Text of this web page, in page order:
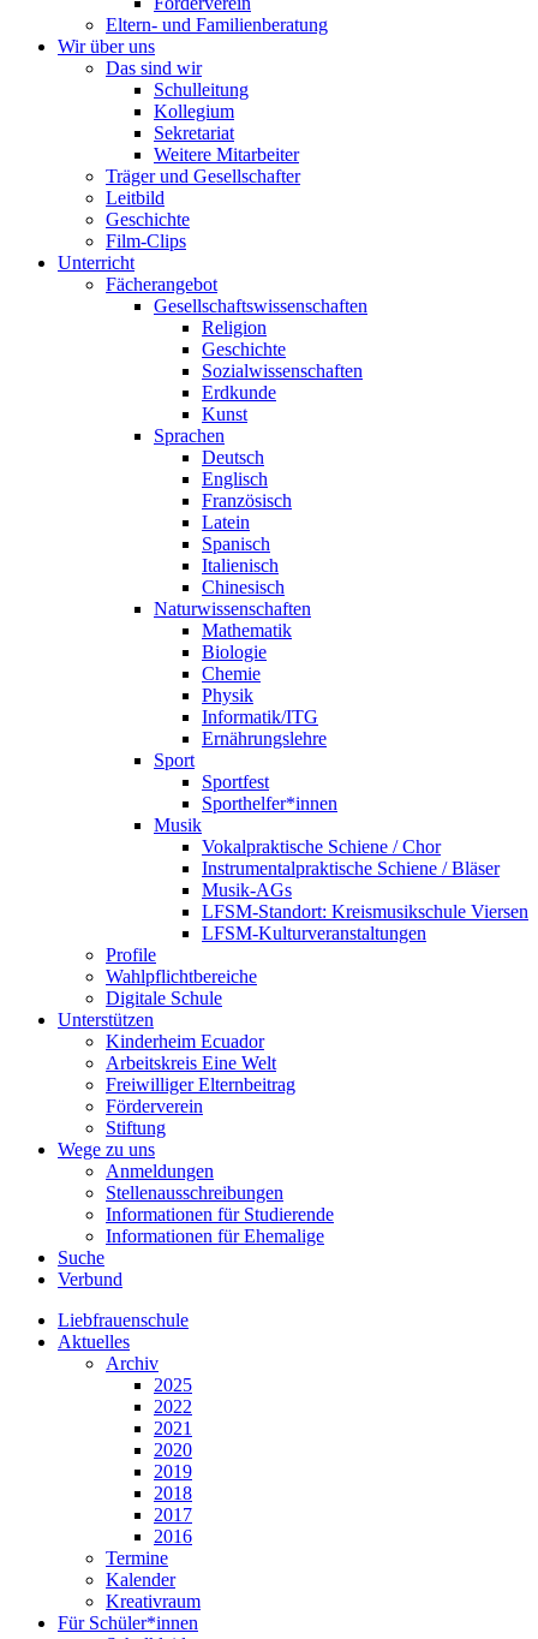
Eltern- und Familienberatung
Wir über uns
Das sind wir
Schulleitung
Kollegium
Sekretariat
Weitere Mitarbeiter
Träger und Gesellschafter
Leitbild
Geschichte
Film-Clips
Unterricht
Fächerangebot
Gesellschaftswissenschaften
Religion
Geschichte
Sozialwissenschaften
Erdkunde
Kunst
Sprachen
Deutsch
Englisch
Französisch
Latein
Spanisch
Italienisch
Chinesisch
Naturwissenschaften
Mathematik
Biologie
Chemie
Physik
Informatik/ITG
Ernährungslehre
Sport
Sportfest
Sporthelfer*innen
Musik
Vokalpraktische Schiene / Chor
Instrumentalpraktische Schiene / Bläser
Musik-AGs
LFSM-Standort: Kreismusikschule Viersen
LFSM-Kulturveranstaltungen
Profile
Wahlpflichtbereiche
Digitale Schule
Unterstützen
Kinderheim Ecuador
Arbeitskreis Eine Welt
Freiwilliger Elternbeitrag
Förderverein
Stiftung
Wege zu uns
Anmeldungen
Stellenausschreibungen
Informationen für Studierende
Informationen für Ehemalige
Suche
Verbund
Liebfrauenschule
Aktuelles
Archiv
2025
2022
2021
2020
2019
2018
2017
2016
Termine
Kalender
Kreativraum
Für Schüler*innen